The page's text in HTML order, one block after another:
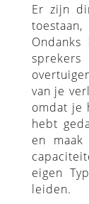
Er zijn
van je
omdat je
hebt
en
eigen
leiden.